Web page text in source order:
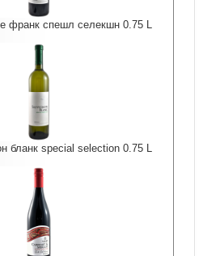
франк спешл селекшн 0.75 L
бланк special selection 0.75 L